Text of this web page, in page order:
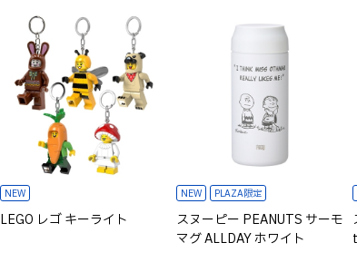
NEW
LEGO レゴ キーライト
NEW PLAZA限定
スヌーピー PEANUTS サーモ
マグ ALLDAY ホワイト